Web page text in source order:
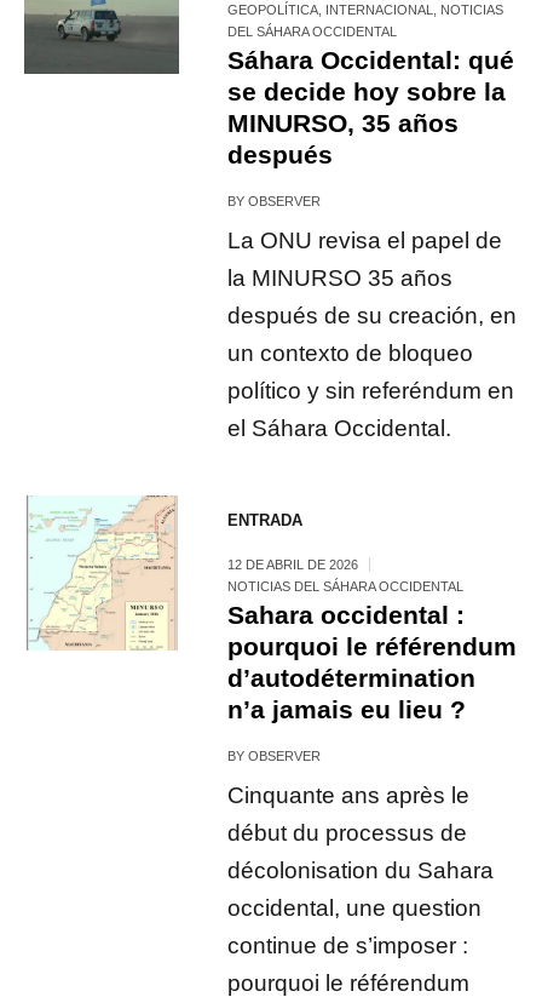
GEOPOLÍTICA INTERNACIONAL
NOTICIAS
DEL SÁHARA OCCIDENTAL
Sáhara Occidental: qué
se decide hoy sobre la
MINURSO, 35 años
después
BYOBSERVER
La ONU revisa el papel de
la MINURSO 35 años
después de su creación, en
un contexto de bloqueo
político y sin referéndum en
el Sáhara Occidental.
ENTRADA
12 DE ABRIL DE 2026
NOTICIAS DEL SÁHARA OCCIDENTAL
Sahara occidental :
pourquoi le référendum
d’autodétermination
n’a jamais eu lieu ?
BYOBSERVER
Cinquante ans après le
début du processus de
décolonisation du Sahara
occidental, une question
continue de s’imposer :
pourquoi le référendum